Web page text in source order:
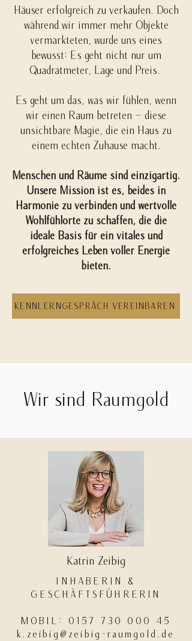
Häuser erfolgreich zu verkaufen. Doch
während wir immer mehr Objekte
vermarkteten, wurde uns eines
bewusst: Es geht nicht nur um
Quadratmeter, Lage und Preis.
Es geht um das, was wir fühlen, wenn
wir einen Raum betreten – diese
unsichtbare Magie, die ein Haus zu
einem echten Zuhause macht.
Menschen und Räume sind einzigartig.
Unsere Mission ist es, beides in
Harmonie zu verbinden und wertvolle
Wohlfühlorte zu schaffen, die die
ideale Basis für ein vitales und
erfolgreiches Leben voller Energie
bieten.
KENNLERNGESPRÄCH VEREINBAREN
Wir sind Raumgold
Katrin Zeibig
INHABERIN &
GESCHÄFTSFÜHRERIN
MOBIL: 0157 730 000 45
k.zeibig@zeibig-raumgold.de